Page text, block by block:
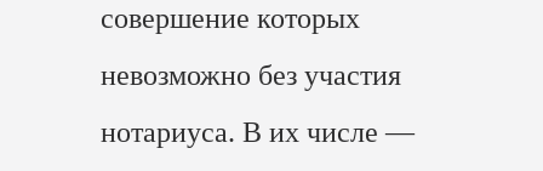
совершение которых
невозможно без участия
нотариуса. В их числе —